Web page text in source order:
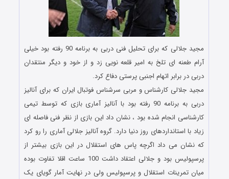
مجید جلالی که برای تحلیل فنی دربی به برنامه 90 رفته بود خیلی
آرام طعنه ای تلخ به امیر قلعه نویی زد و از خود و دیگر منتقدان
دربی در برابر اتهام اجنبی پرستی دفاع کرد.
مجید جلالی کارشناس و مربی سرشناس فوتبال ایران که برای آنالیز
دربی به برنامه 90 رفته بود با آنالیز آماری بازی که توسط تیمی
کارشناسی انجام شده بود ، نشان داد این بازی از نظر فنی فاصله ای
زیاد با استانداردهای روز دنیا دارد. گروه آنالیز جلالی آماری را رو کرد
که نشان می داد اگرچه پاس های استقلال در این بازی بیشتر از
پرسپولیس بود و جلالی اعتقاد داشت 100 ساعت اقلا تفاوت بوده
میان تمرینات استقلال و پرسپولیس ولی در نهایت آمار گویای یک